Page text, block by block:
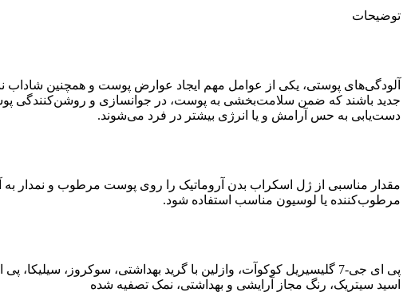
توضیحات
آلودگی‌های پوستی، یکی از عوامل مهم ایجاد عوارض پوست و همچنین شاداب
جدید باشند که ضمن سلامت‌بخشی به پوست، در جوانسازی و روشن‌کنندگی
دست‌یابی به حس آرامش و یا انرژی بیشتر در فرد می‌شوند.
مرطوب‌کننده یا لوسیون مناسب استفاده شود.
اسید سیتریک، رنگ مجاز آرایشی و بهداشتی، نمک تصفیه شده